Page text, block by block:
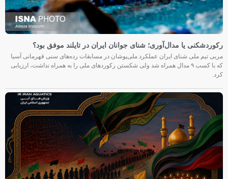
رکوردشکنی یا مدال‌آوری؛ شنای جوانان ایران در تایلند موفق بود؟
مربی تیم ملی شنای ایران عملکرد ملی‌پوشان در مسابقات رده‌های سنی قهرمانی آسیا
که با کسب ۹ مدال همراه شد ولی شکستن رکوردهای ملی را به همراه نداشت، ارزیابی
کرد.